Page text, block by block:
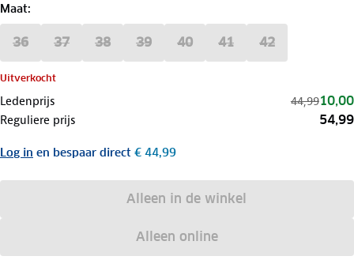
Maat:
36 37 38 39 40 41 42
Uitverkocht
Ledenprijs 44,9910,00
Reguliere prijs 54,99
Log in en bespaar direct € 44,99
Alleen in de winkel
Alleen online